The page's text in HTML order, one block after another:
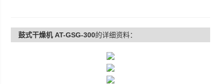
鼓式干燥机 AT-GSG-300的详细资料：